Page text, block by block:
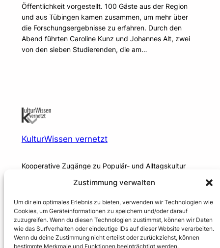
Zustimmung verwalten
Um dir ein optimales Erlebnis zu bieten, verwenden wir Technologien wie
Cookies, um Geräteinformationen zu speichern und/oder darauf
zuzugreifen. Wenn du diesen Technologien zustimmst, können wir Daten
wie das Surfverhalten oder eindeutige IDs auf dieser Website verarbeiten.
Wenn du deine Zustimmung nicht erteilst oder zurückziehst, können
bestimmte Merkmale und Funktionen beeinträchtigt werden.
Öffentlichkeit vorgestellt. 100 Gäste aus der Region
und aus Tübingen kamen zusammen, um mehr über
die Forschungsergebnisse zu erfahren. Durch den
Abend führten Caroline Kunz und Johannes Alt, zwei
von den sieben Studierenden, die am…
KulturWissen vernetzt
Kooperative Zugänge zu Populär- und Alltagskultur
Datenschutz & Impressum
Datenschutzerklärung
Impressum